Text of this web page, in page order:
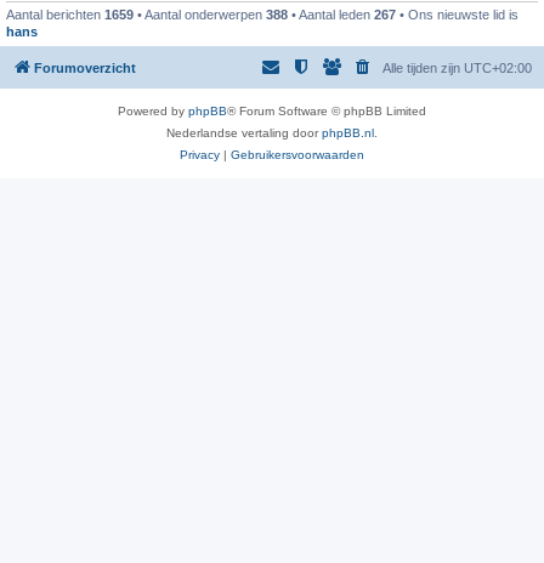
Aantal berichten 1659 • Aantal onderwerpen 388 • Aantal leden 267 • Ons nieuwste lid is
hans
Forumoverzicht Alle tijden zijn UTC+02:00
Powered by phpBB® Forum Software © phpBB Limited
Nederlandse vertaling doorphpBB.nl
Privacy | Gebruikersvoorwaarden